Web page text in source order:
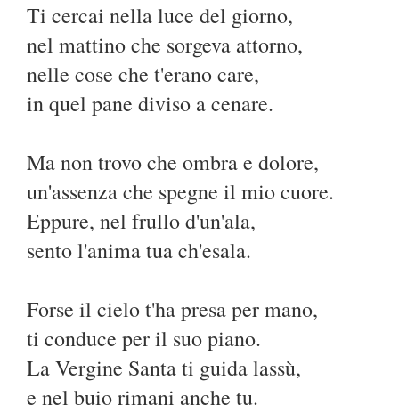
Ti cercai nella luce del giorno,
nel mattino che sorgeva attorno,
nelle cose che t'erano care,
in quel pane diviso a cenare.
Ma non trovo che ombra e dolore,
un'assenza che spegne il mio cuore.
Eppure, nel frullo d'un'ala,
sento l'anima tua ch'esala.
Forse il cielo t'ha presa per mano,
ti conduce per il suo piano.
La Vergine Santa ti guida lassù,
e nel buio rimani anche tu.